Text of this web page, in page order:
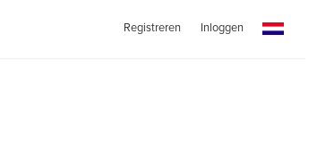
Registreren Inloggen